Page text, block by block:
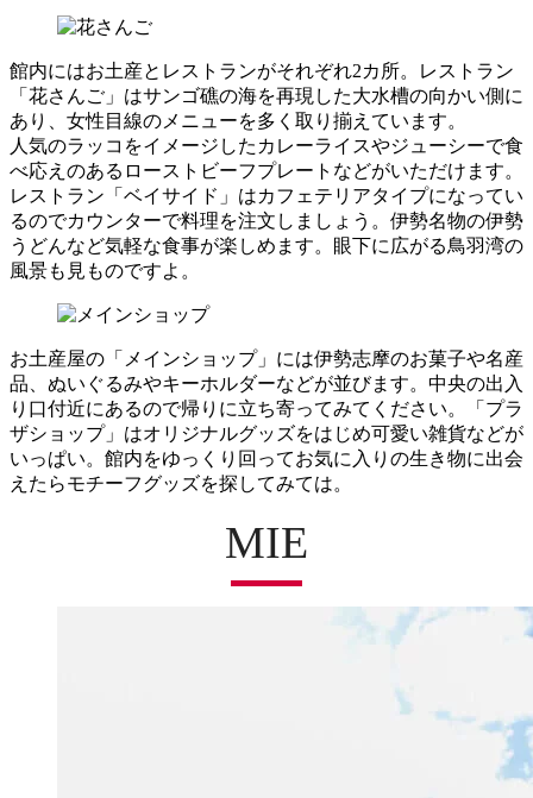
館内にはお土産とレストランがそれぞれ2カ所。レストラン
「花さんご」はサンゴ礁の海を再現した大水槽の向かい側に
あり、女性目線のメニューを多く取り揃えています。
人気のラッコをイメージしたカレーライスやジューシーで食
べ応えのあるローストビーフプレートなどがいただけます。
レストラン「ベイサイド」はカフェテリアタイプになってい
るのでカウンターで料理を注文しましょう。伊勢名物の伊勢
うどんなど気軽な食事が楽しめます。眼下に広がる鳥羽湾の
風景も見ものですよ。
お土産屋の「メインショップ」には伊勢志摩のお菓子や名産
品、ぬいぐるみやキーホルダーなどが並びます。中央の出入
り口付近にあるので帰りに立ち寄ってみてください。「プラ
ザショップ」はオリジナルグッズをはじめ可愛い雑貨などが
いっぱい。館内をゆっくり回ってお気に入りの生き物に出会
えたらモチーフグッズを探してみては。
MIE
木と森の体験施設 kiond（キオンド）
THE GLAMPING PLAZA 伊勢志摩BASE
アドベンチャーパーク オドルの森
レッドヒル ヒーサーの森
伊賀の里モクモク手づくりファーム
ゼロ距離水族館 伊勢シーパラダイス
いつきのみや歴史体験館
伊勢志摩エバーグレイズ
ストーンハンター伊勢志摩
志摩グリーンアドベンチャー
カメヤマローソクタウン
ともいきの国 伊勢忍者キングダム
鈴鹿サーキットパーク
三井アウトレットパーク ジャズドリーム長
ナガシマスパーランド